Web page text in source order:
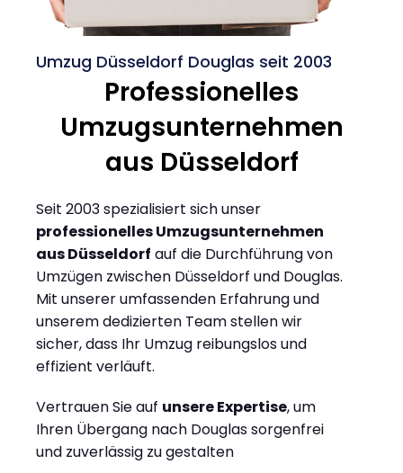
Umzug Düsseldorf Douglas seit 2003
Professionelles
Umzugsunternehmen
aus Düsseldorf
Seit 2003 spezialisiert sich unser
professionelles Umzugsunternehmen
aus Düsseldorf auf die Durchführung von
Umzügen zwischen Düsseldorf und Douglas.
Mit unserer umfassenden Erfahrung und
unserem dedizierten Team stellen wir
sicher, dass Ihr Umzug reibungslos und
effizient verläuft.
Vertrauen Sie auf unsere Expertise, um
Ihren Übergang nach Douglas sorgenfrei
und zuverlässig zu gestalten